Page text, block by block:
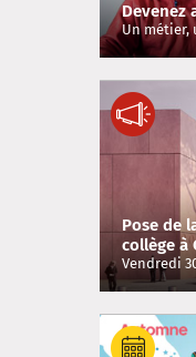
Devenez
Un métier,
Pose de
collège à
Vendredi